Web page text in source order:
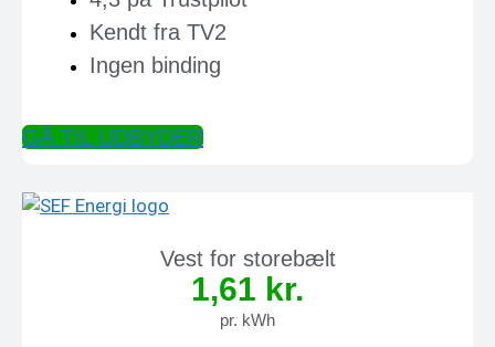
Kendt fra TV2
Ingen binding
GÅ TIL UDBYDER
Vest for storebælt
1,61 kr.
pr. kWh